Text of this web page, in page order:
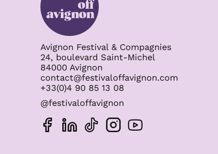
Avignon Festival & Compagnies
24, boulevard Saint-Michel
84000 Avignon
contact@festivaloffavignon.com
+33(0)4 90 85 13 08
@festivaloffavignon